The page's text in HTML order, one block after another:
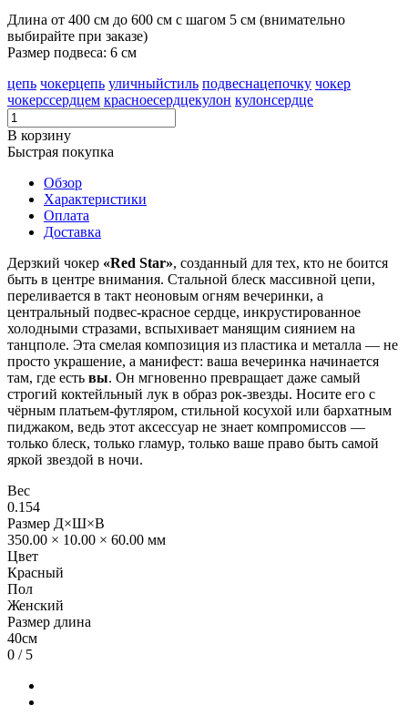
Длина от 400 см до 600 см c шагом 5 см (внимательно
выбирайте при заказе)
Размер подвеса: 6 см
цепь чокерцепь уличныйстиль подвеснацепочку чокер
чокерссердцем красноесердцекулон кулонсердце
В корзину
Быстрая покупка
Обзор
Характеристики
Оплата
Доставка
Дерзкий чокер «Red Star», созданный для тех, кто не боится
быть в центре внимания. Стальной блеск массивной цепи,
переливается в такт неоновым огням вечеринки, а
центральный подвес-красное сердце, инкрустированное
холодными стразами, вспыхивает манящим сиянием на
танцполе. Эта смелая композиция из пластика и металла — не
просто украшение, а манифест: ваша вечеринка начинается
там, где есть вы. Он мгновенно превращает даже самый
строгий коктейльный лук в образ рок-звезды. Носите его с
чёрным платьем-футляром, стильной косухой или бархатным
пиджаком, ведь этот аксессуар не знает компромиссов —
только блеск, только гламур, только ваше право быть самой
яркой звездой в ночи.
Вес
0.154
Размер Д×Ш×В
350.00 × 10.00 × 60.00 мм
Цвет
Красный
Пол
Женский
Размер длина
40см
0 / 5